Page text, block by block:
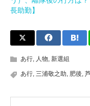
長助勤】
あ行, 人物, 新選組
あ行, 三浦敬之助, 肥後,